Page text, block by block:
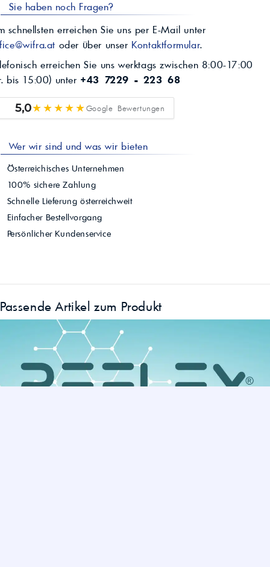
Sie haben noch Fragen?
schnellsten erreichen Sie uns per E-Mail unter
oder über unser Kontaktformular.
erreichen Sie uns werktags zwischen 8:00-17:00
bis 15:00) unter +43 7229 - 223 68
5,0★★★★★Google Bewertungen
Wer wir sind und was wir bieten
Österreichisches Unternehmen
100% sichere Zahlung
Schnelle Lieferung österreichweit
Einfacher Bestellvorgang
Persönlicher Kundenservice
Passende Artikel zum Produkt